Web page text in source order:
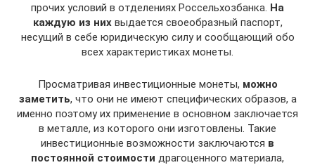
прочих условий в отделениях Россельхозбанка. На
каждую из нихвыдается своеобразный паспорт,
несущий в себе юридическую силу и сообщающий обо
всех характеристиках монеты.
Просматривая инвестиционные монеты, можно
заметить, что они не имеют специфических образов, а
именно поэтому их применение в основном заключается
в металле, из которого они изготовлены. Такие
инвестиционные возможности заключаются в
постоянной стоимости драгоценного материала,